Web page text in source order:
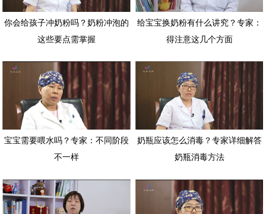
你会给孩子冲奶粉吗？奶粉冲泡的
这些要点需掌握
给宝宝换奶粉有什么讲究？专家：
得注意这几个方面
宝宝需要喂水吗？专家：不同阶段
不一样
奶瓶应该怎么消毒？专家详细解答
奶瓶消毒方法